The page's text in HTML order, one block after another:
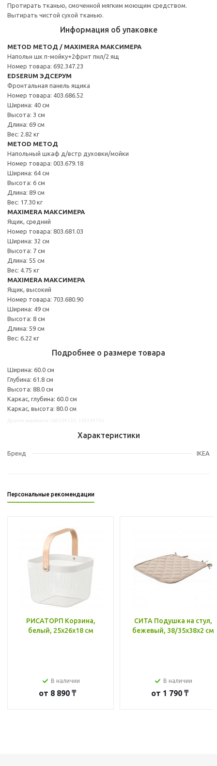
Протирать тканью, смоченной мягким моющим средством.
Вытирать чистой сухой тканью.
Информация об упаковке
METOD МЕТОД / MAXIMERA МАКСИМЕРА
Напольн шк п-мойку+2фрнт пнл/2 ящ
Номер товара: 692.347.23
EDSERUM ЭДСЕРУМ
Фронтальная панель ящика
Номер товара: 403.686.52
Ширина: 40 см
Высота: 3 см
Длина: 69 см
Вес: 2.82 кг
METOD МЕТОД
Напольный шкаф д/встр духовки/мойки
Номер товара: 003.679.18
Ширина: 64 см
Высота: 6 см
Длина: 89 см
Вес: 17.30 кг
MAXIMERA МАКСИМЕРА
Ящик, средний
Номер товара: 803.681.03
Ширина: 32 см
Высота: 7 см
Длина: 55 см
Вес: 4.75 кг
MAXIMERA МАКСИМЕРА
Ящик, высокий
Номер товара: 703.680.90
Ширина: 49 см
Высота: 8 см
Длина: 59 см
Вес: 6.22 кг
Подробнее о размере товара
Ширина: 60.0 см
Глубина: 61.8 см
Высота: 88.0 см
Каркас, глубина: 60.0 см
Каркас, высота: 80.0 см
Характеристики
Бренд IKEA
Персональные рекомендации
РИСАТОРП Корзина,
белый, 25x26x18 см
В наличии
от 8 890 ₸
СИТА Подушка на стул,
бежевый, 38/35x38x2 см
В наличии
от 1 790 ₸